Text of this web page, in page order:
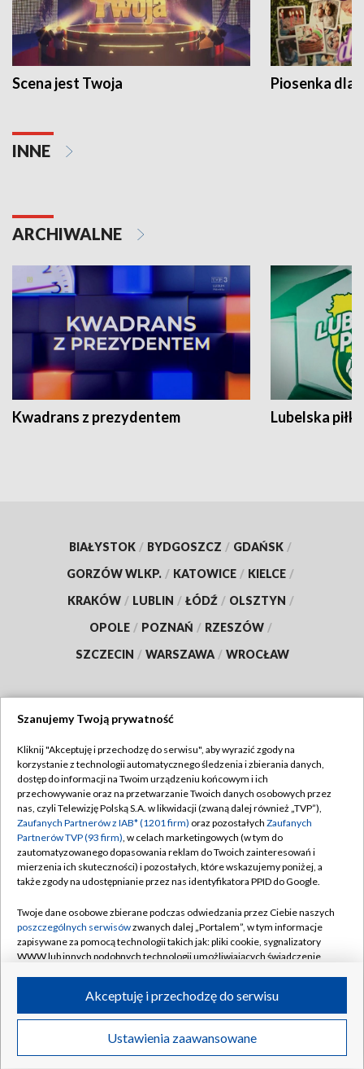
Scena jest Twoja Piosenka dla
INNE
ARCHIWALNE
Kwadrans z prezydentem Lubelska piłka
BIAŁYSTOK / BYDGOSZCZ / GDAŃSK /
GORZÓW WLKP. / KATOWICE / KIELCE /
KRAKÓW / LUBLIN / ŁÓDŹ / OLSZTYN /
OPOLE / POZNAŃ / RZESZÓW /
SZCZECIN / WARSZAWA / WROCŁAW
TVP
Abonament TVP
Emisja w TVP
Centrum informacji TVP
Naziemna Telewizja Cyfrowa
Rada Programowa
System NOS
Informacje o nadawcy
Program dla prasy
Ogłoszenie przetargowe
Regulamin TVP
Polityka prywatności
Moje zgody
Pomoc
Kontakt
Kanały
©2026 Telewizja Polska S.A. w likwidacji
Szanujemy Twoją prywatność
Kliknij "Akceptuję i przechodzę do serwisu", aby wyrazić zgody na
korzystanie z technologii automatycznego śledzenia i zbierania danych,
dostęp do informacji na Twoim urządzeniu końcowym i ich
przechowywanie oraz na przetwarzanie Twoich danych osobowych przez
nas, czyli Telewizję Polską S.A. w likwidacji (zwaną dalej również „TVP”),
Zaufanych Partnerów z IAB* (1201 firm) oraz pozostałych Zaufanych
Partnerów TVP (93 firm), w celach marketingowych (w tym do
zautomatyzowanego dopasowania reklam do Twoich zainteresowań i
mierzenia ich skuteczności) i pozostałych, które wskazujemy poniżej, a
także zgody na udostępnianie przez nas identyfikatora PPID do Google.
Twoje dane osobowe zbierane podczas odwiedzania przez Ciebie naszych
poszczególnych serwisówzwanych dalej „Portalem”, w tym informacje
zapisywane za pomocą technologii takich jak: pliki cookie, sygnalizatory
WWW lub innych podobnych technologii umożliwiających świadczenie
ruchu w Internecie.
Twoje dane osobowe zbierane podczas odwiedzania przez Ciebie
poszczególnych serwisówna Portalu, takie jak adresy IP, identyfikatory
Ustawienia zaawansowane
Akceptuję i przechodzę do serwisu